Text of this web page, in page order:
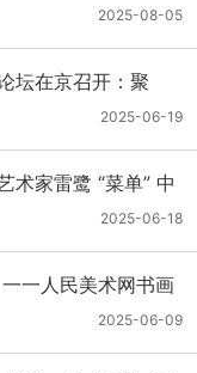
2025-08-05
坛在京召开：聚
2025-06-19
家雷鹭 “菜单” 中
2025-06-18
一人民美术网书画
2025-06-09